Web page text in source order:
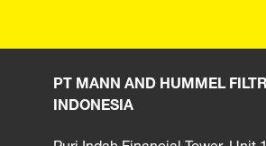
PT MANN AND HUMMEL
INDONESIA